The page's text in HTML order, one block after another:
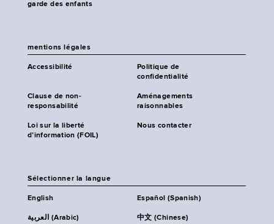
garde des enfants
mentions légales
Accessibilité
Politique de
confidentialité
Clause de non-
responsabilité
Aménagements
raisonnables
Loi sur la liberté
d’information (FOIL)
Nous contacter
Sélectionner la langue
English Español (Spanish)
العربية (Arabic) 中文 (Chinese)